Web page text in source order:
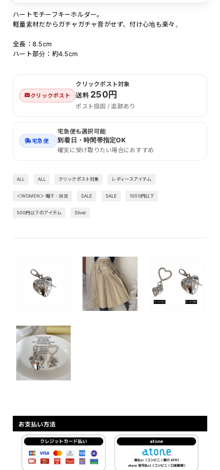
ハートモチーフキーホルダー。
軽量素材だからガチャガチャ音がせず、付け心地も楽々。
全長：8.5cm
ハート部分：約4.5cm
クリックポスト
クリックポスト対象
送料250円
ポスト投函 / 追跡あり
宅急便
宅急便も選択可能
到着日・時間帯指定OK
確実に受け取りたい場合におすすめ
ALL ALL クリックポスト対象 レディースアイテム
＜WOMEN＞ 帽子・雑貨 SALE SALE 1000円以下
500円以下のアイテム Silver